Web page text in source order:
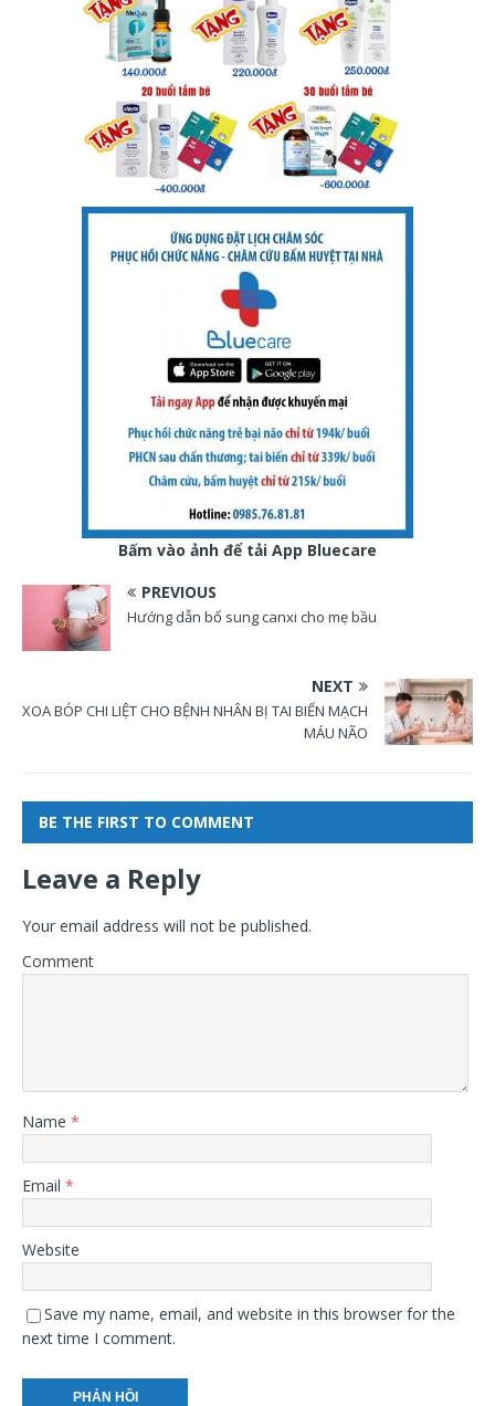
Bấm vào ảnh để tải App Bluecare
PREVIOUS
Hướng dẫn bổ sung canxi cho mẹ bầu
NEXT
XOA BÓP CHI LIỆT CHO BỆNH NHÂN BỊ TAI BIẾN MẠCH
MÁU NÃO
BE THE FIRST TO COMMENT
Leave a Reply
Your email address will not be published.
Comment
Name *
Email *
Website
Save my name, email, and website in this browser for the
next time I comment.